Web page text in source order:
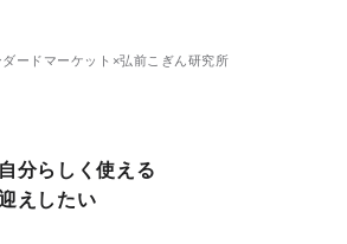
ードマーケット×弘前こぎん研究所
分らしく使える
えしたい